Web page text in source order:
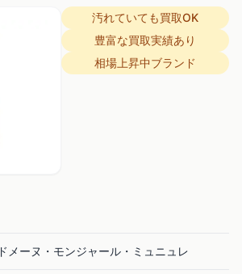
汚れていても買取OK
豊富な買取実績あり
相場上昇中ブランド
ドメーヌ・モンジャール・ミュニュレ